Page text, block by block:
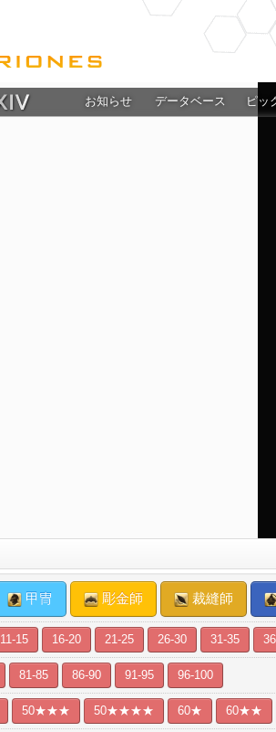
お知らせ データベース ピッ
甲冑 彫金師 裁縫師
11-15 16-20 21-25 26-30 31-35
81-85 86-90 91-95 96-100
50★★★ 50★★★★ 60★ 60★★